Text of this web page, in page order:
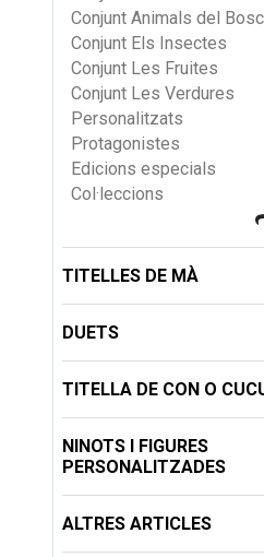
Conjunt Animals del Bosc
Conjunt Els Insectes
Conjunt Les Fruites
Conjunt Les Verdures
Personalitzats
Protagonistes
Edicions especials
Col·leccions
TITELLES DE MÀ
DUETS
TITELLA DE CON O
NINOTS I FIGURES
PERSONALITZADES
ALTRES ARTICLES